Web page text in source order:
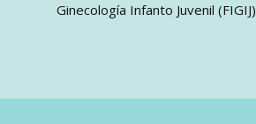
Ginecología Infanto Juvenil (FIGIJ)